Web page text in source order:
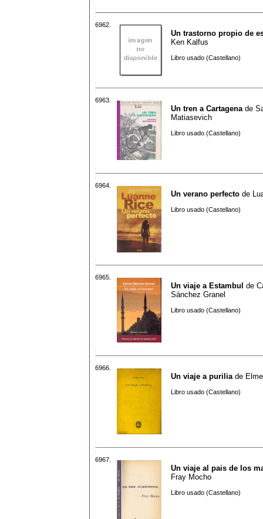
6962.
Un trastorno propio de
Ken Kalfus
Libro usado (Castellano)
6963.
Un tren a Cartagena de
Matiasevich
Libro usado (Castellano)
6964.
Un verano perfecto de
Libro usado (Castellano)
6965.
Un viaje a Estambul de
Sánchez Granel
Libro usado (Castellano)
6966.
Un viaje a purilia de
Libro usado (Castellano)
6967.
Un viaje al pais de los
Fray Mocho
Libro usado (Castellano)